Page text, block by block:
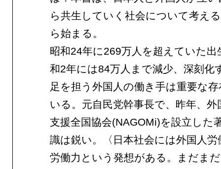
ら共生していく社会について考え
ら始まる。
昭和24年に269万人を超えていた出
和2年には84万人まで減少、深刻化
足を担う外国人の働き手は重要な
いる。元自民党幹事長で、昨年、外
支援全国協会(NAGOMi)を設立した
識は鋭い。〈日本社会には外国人
労働力という発想がある。まだま